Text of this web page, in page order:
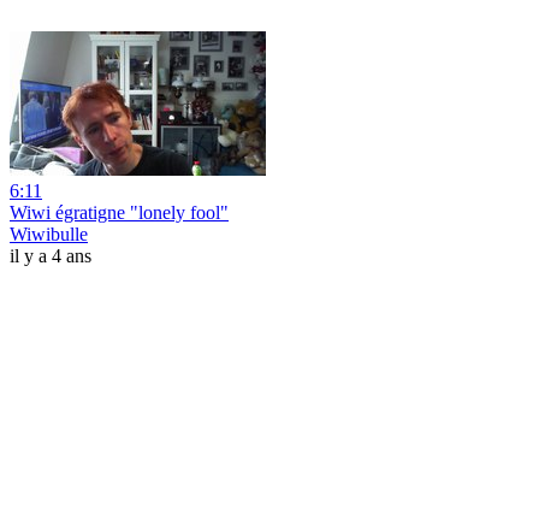
6:11
Wiwi égratigne "lonely fool"
Wiwibulle
il y a 4 ans